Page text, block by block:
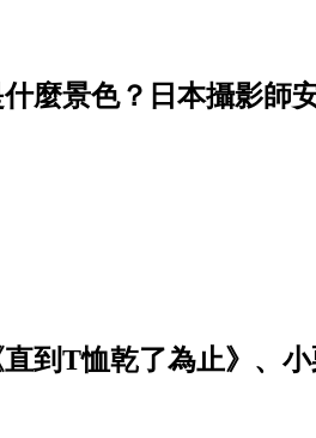
麼景色？日本攝影師
到T恤乾了為止》、